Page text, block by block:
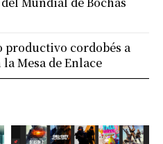
cordobés a
Mesa de Enlace